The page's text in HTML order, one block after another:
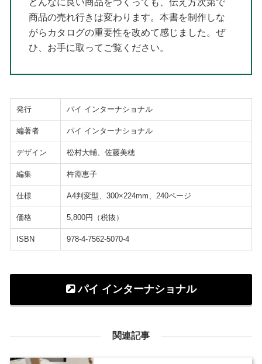
どんなに良い商品をつくっても、伝え方次第で
商品の売れ行きは変わります。本書を制作しな
がらカタログの重要性を改めて感じました。ぜ
ひ、お手に取ってご覧ください。
発行 パイ インターナショナル
編著者 パイ インターナショナル
デザイン 松村大輔、佐藤美穂
編集 杵淵恵子
仕様 A4判変型、300×224mm、240ページ
価格 5,800円（税抜）
ISBN 978-4-7562-5070-4
パイ インターナショナル
関連記事